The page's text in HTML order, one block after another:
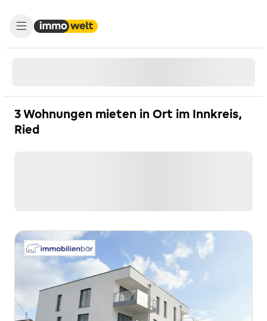
3 Wohnungen mieten in Ort im Innkreis,
Ried